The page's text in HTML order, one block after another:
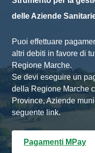
delle Aziende
Puoi effettuare
altri debiti in favore di
Regione Marche.
Se devi eseguire un
della Regione Marche
Province, Aziende
seguente link.
Pagamenti MPay